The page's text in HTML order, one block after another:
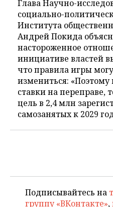
Глава Научно-
социально-
Института
Андрей Покида
настороженное
инициативе властей
что правила игры
измениться: «Поэтому
ставки на переправе,
цель в 2,4 млн
самозанятых к 2029
Подписывайтесь на
группу «ВКонтакте»,